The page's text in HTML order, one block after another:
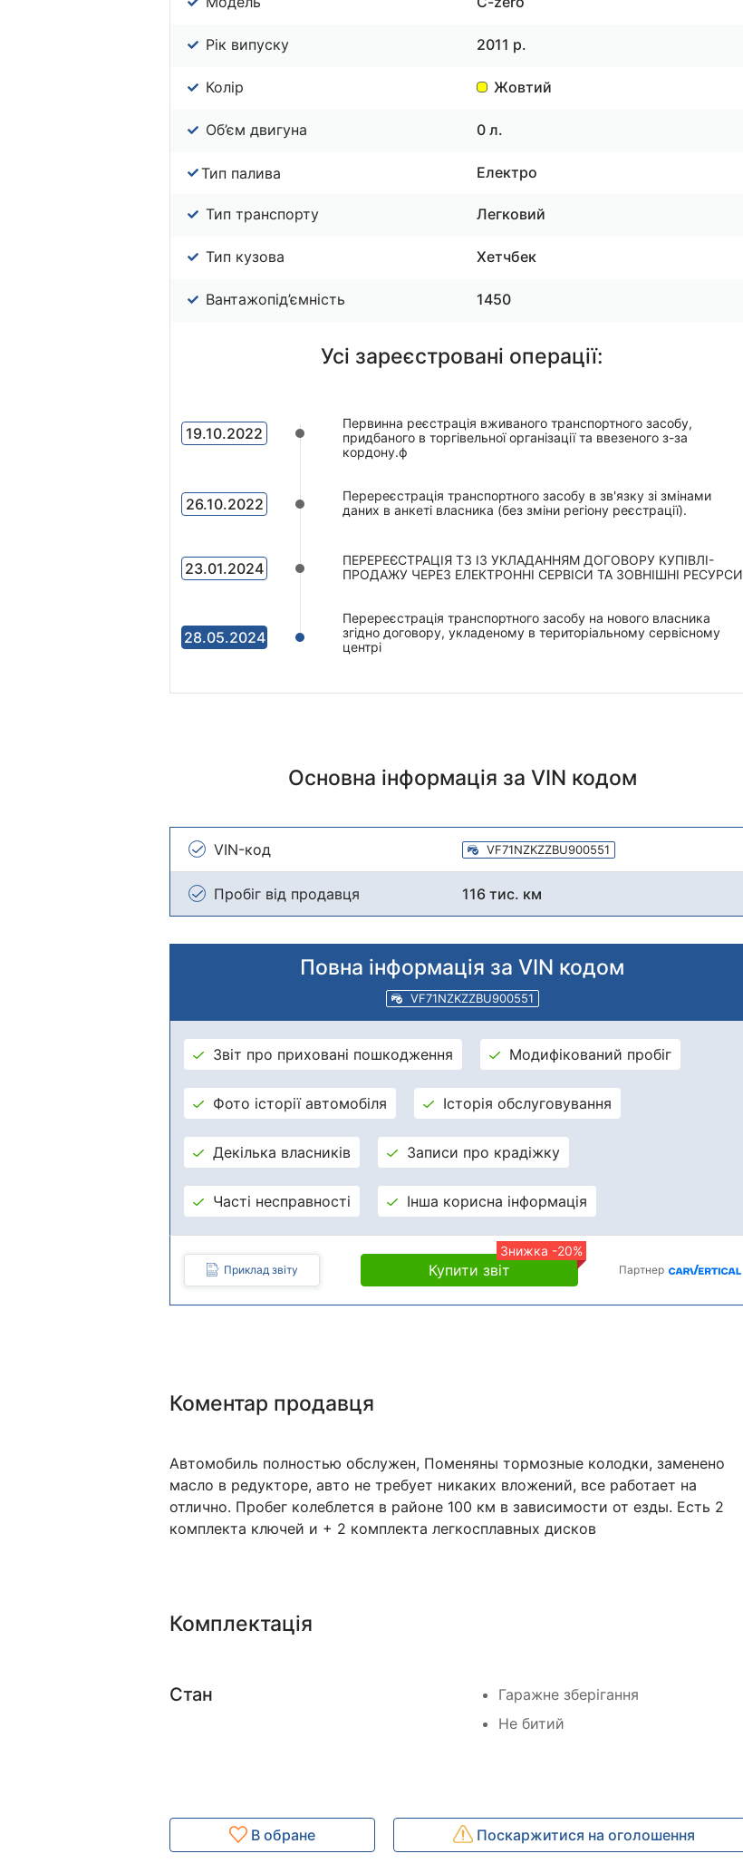
Рік випуску 2011 р.
Колір Жовтий
Об’єм двигуна 0 л.
Тип палива Електро
Тип транспорту Легковий
Тип кузова Хетчбек
Вантажопід’ємність 1450
Усі зареєстровані операції:
19.10.2022
Первинна реєстрація вживаного транспортного засобу,
придбаного в торгівельної організації та ввезеного з-за
кордону.ф
26.10.2022
Перереєстрація транспортного засобу в зв'язку зі змінами
даних в анкеті власника (без зміни регіону реєстрації).
23.01.2024
ПЕРЕРЕЄСТРАЦІЯ ТЗ ІЗ УКЛАДАННЯМ ДОГОВОРУ КУПІВЛІ-
ПРОДАЖУ ЧЕРЕЗ ЕЛЕКТРОННІ СЕРВІСИ ТА ЗОВНІШНІ РЕСУРСИ
28.05.2024
Перереєстрація транспортного засобу на нового власника
згідно договору, укладеному в територіальному сервісному
центрі
Основна інформація за VIN кодом
VIN-код VF71NZKZZBU900551
Пробіг від продавця 116 тис. км
Повна інформація за VIN кодом
VF71NZKZZBU900551
Звіт про приховані пошкодження Модифікований пробіг
Фото історії автомобіля Історія обслуговування
Декілька власників Записи про крадіжку
Часті несправності Інша корисна інформація
Приклад звіту
Знижка -20%
Купити звіт Партнер
Коментар продавця
Автомобиль полностью обслужен, Поменяны тормозные колодки, заменено
масло в редукторе, авто не требует никаких вложений, все работает на
отлично. Пробег колеблется в районе 100 км в зависимости от езды. Есть 2
комплекта ключей и + 2 комплекта легкосплавных дисков
Комплектація
Стан
Гаражне зберігання
Не битий
В обране Поскаржитися на оголошення